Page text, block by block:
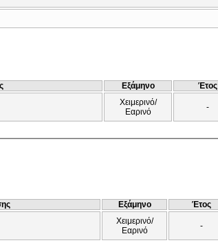
Εξάμηνο Έτος
Χειμερινό/
Εαρινό
-
Εξάμηνο Έτος
Χειμερινό/
Εαρινό
-